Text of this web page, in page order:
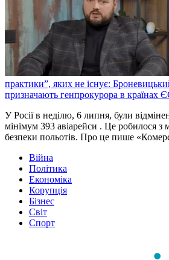
практики”, яких не існує:
призначають генпрокурора в країнах
У Росії в неділю, 6 липня, були
мінімум 393 авіарейси . Це робилося з
безпеки польотів. Про це пише
Війна
Політика
Економіка
Корупція
Бізнес
Світ
Спорт